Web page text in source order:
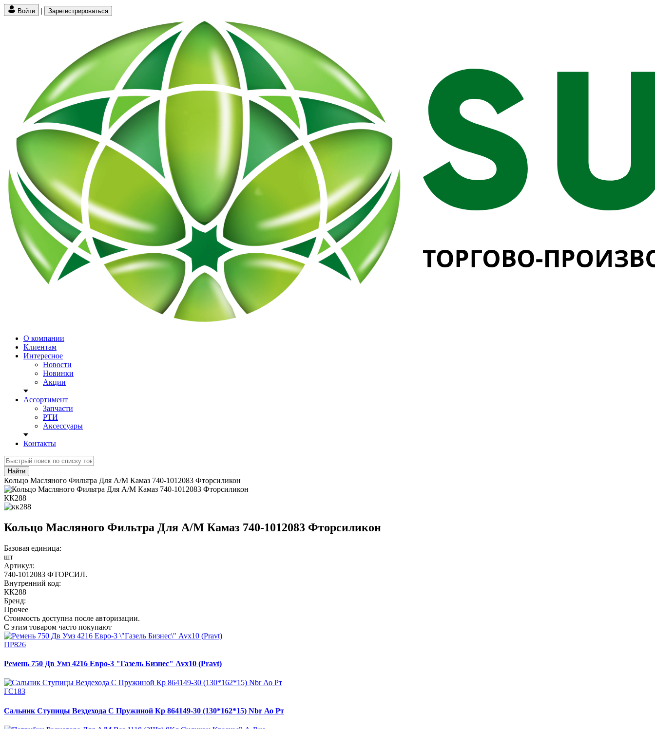
Войти | Зарегистрироваться
О компании
Клиентам
Интересное
Новости
Новинки
Акции
Ассортимент
Запчасти
РТИ
Аксессуары
Контакты
Найти
Кольцо Масляного Фильтра Для А/М Камаз 740-1012083 Фторсиликон
КК288
Кольцо Масляного Фильтра Для А/М Камаз 740-1012083 Фторсиликон
Базовая единица:
шт
Артикул:
740-1012083 ФТОРСИЛ.
Внутренний код:
КК288
Бренд:
Прочее
Стоимость доступна после авторизации.
С этим товаром часто покупают
ПР826
Ремень 750 Дв Умз 4216 Евро-3 "Газель Бизнес" Avx10 (Pravt)
ГС183
Сальник Ступицы Вездехода С Пружиной Кр 864149-30 (130*162*15) Nbr Ао Рт